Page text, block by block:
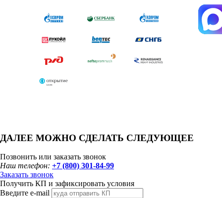
ДАЛЕЕ МОЖНО СДЕЛАТЬ СЛЕДУЮЩЕЕ
Позвонить или заказать звонок
Наш телефон: +7 (800) 301-84-99
Заказать звонок
Получить КП и зафиксировать условия
Введите e-mail